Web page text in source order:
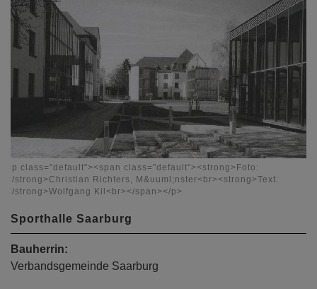
<p class="default"><span class="default"><strong>Foto:
</strong>Christian Richters, M&uuml;nster<br><strong>Text:
</strong>Wolfgang Kil<br></span></p>
Sporthalle Saarburg
Bauherrin:
Verbandsgemeinde Saarburg